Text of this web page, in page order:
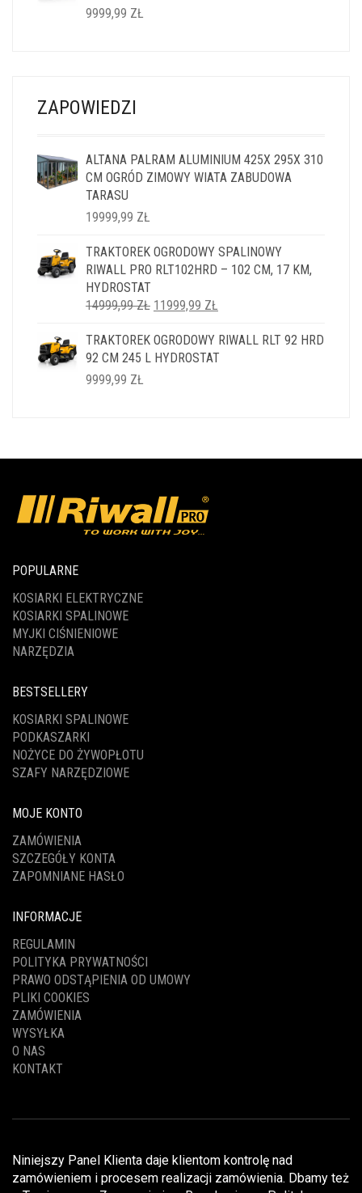
9999,99 ZŁ
ZAPOWIEDZI
ALTANA PALRAM ALUMINIUM 425X 295X 310
CM OGRÓD ZIMOWY WIATA ZABUDOWA
TARASU
19999,99 ZŁ
TRAKTOREK OGRODOWY SPALINOWY
RIWALL PRO RLT102HRD – 102 CM, 17 KM,
HYDROSTAT
14999,99ZŁ PIERWOTNA
WYNOSIŁA:
14999,99 ZŁ.
11999,99 ZŁ
WYNOSI:
11999,99 ZŁ.
TRAKTOREK OGRODOWY RIWALL RLT 92 HRD
92 CM 245 L HYDROSTAT
9999,99 ZŁ
POPULARNE
KOSIARKI ELEKTRYCZNE
KOSIARKI SPALINOWE
MYJKI CIŚNIENIOWE
NARZĘDZIA
BESTSELLERY
KOSIARKI SPALINOWE
PODKASZARKI
NOŻYCE DO ŻYWOPŁOTU
SZAFY NARZĘDZIOWE
MOJE KONTO
ZAMÓWIENIA
SZCZEGÓŁY KONTA
ZAPOMNIANE HASŁO
INFORMACJE
REGULAMIN
POLITYKA PRYWATNOŚCI
PRAWO ODSTĄPIENIA OD UMOWY
PLIKI COOKIES
ZAMÓWIENIA
WYSYŁKA
O NAS
KONTAKT
Niniejszy Panel Klienta daje klientom kontrolę nad
zamówieniem i procesem realizacji zamówienia. Dbamy też